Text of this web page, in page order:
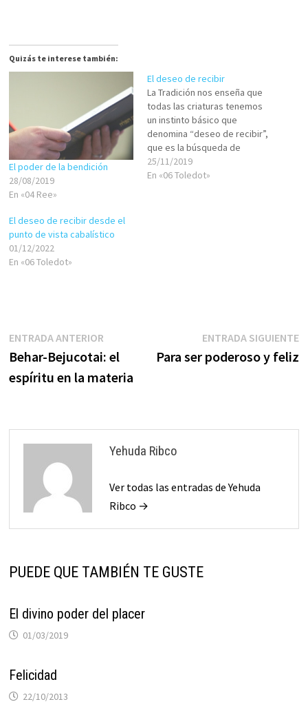
Quizás te interese también:
El poder de la bendición
28/08/2019
En «04 Ree»
El deseo de recibir
La Tradición nos enseña que
todas las criaturas tenemos
un instinto básico que
denomina “deseo de recibir”,
que es la búsqueda de
conexión con la fuente de
energía, es decir, el Creador.
25/11/2019
En «06 Toledot»
El deseo de recibir desde el
punto de vista cabalístico
01/12/2022
En «06 Toledot»
Navegación
de
entradas
ENTRADA ANTERIOREntrada
anterior:
Behar-Bejucotai: el
espíritu en la materia
ENTRADA SIGUIENTE
Para ser poderoso y feliz
Yehuda Ribco
Ver todas las entradas de Yehuda
Ribco →
PUEDE QUE TAMBIÉN TE GUSTE
El divino poder del placer
01/03/2019
Felicidad
22/10/2013